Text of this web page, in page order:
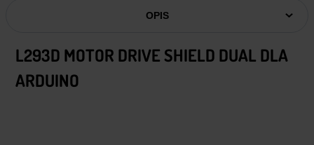
OPIS
L293D MOTOR DRIVE SHIELD DUAL DLA
ARDUINO